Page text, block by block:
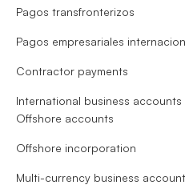
Pagos transfronterizos
Pagos empresariales
Contractor payments
International business accounts
Offshore accounts
Offshore incorporation
Multi-currency business